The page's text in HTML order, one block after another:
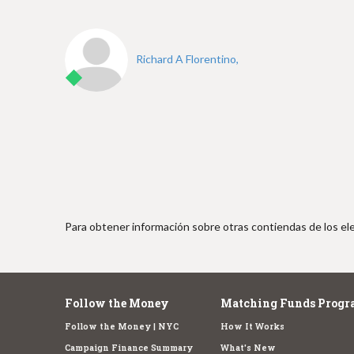
Richard A Florentino,
Para obtener información sobre otras contiendas de los
Follow the Money
Follow the Money | NYC
Campaign Finance Summary
Matching Funds
How It Works
What's New